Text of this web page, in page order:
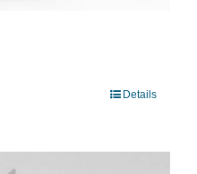
Details